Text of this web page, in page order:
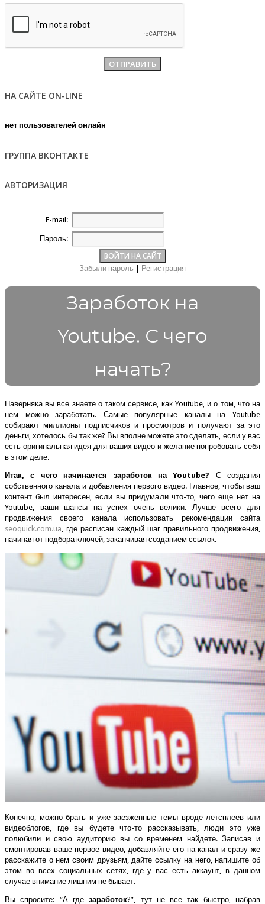
НА САЙТЕ ON-LINE
нет пользователей онлайн
ГРУППА ВКОНТАКТЕ
АВТОРИЗАЦИЯ
E-mail:
Пароль:
Забыли пароль Регистрация
Заработок на
Youtube. С чего
начать?
Наверняка вы все знаете о таком сервисе, как Youtube, и о том, что на
нем можно заработать. Самые популярные каналы на Youtube
собирают миллионы подписчиков и просмотров и получают за это
деньги, хотелось бы так же? Вы вполне можете это сделать, если у вас
есть оригинальная идея для ваших видео и желание попробовать себя
в этом деле.
Итак, с чего начинается заработок на Youtube? С создания
собственного канала и добавления первого видео. Главное, чтобы ваш
контент был интересен, если вы придумали что-то, чего еще нет на
Youtube, ваши шансы на успех очень велики. Лучше всего для
продвижения своего канала использовать рекомендации сайта
seoquick.com.ua , где расписан каждый шаг правильного продвижения,
начиная от подбора ключей, заканчивая созданием ссылок.
Конечно, можно брать и уже заезженные темы вроде летсплеев или
видеоблогов, где вы будете что-то рассказывать, люди это уже
полюбили и свою аудиторию вы со временем найдете. Записав и
смонтировав ваше первое видео, добавляйте его на канал и сразу же
расскажите о нем своим друзьям, дайте ссылку на него, напишите об
этом во всех социальных сетях, где у вас есть аккаунт, в данном
случае внимание лишним не бывает.
Вы спросите: “А гдезаработок?”, тут не все так быстро, набрав